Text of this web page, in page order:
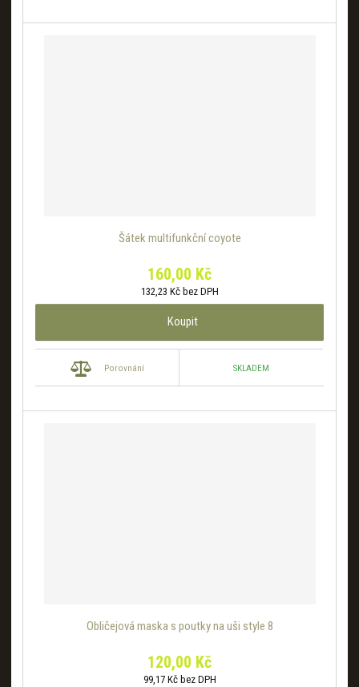
Šátek multifunkční coyote
160,00 Kč
132,23 Kč bez DPH
Koupit
Porovnání SKLADEM
Obličejová maska s poutky na uši style 8
120,00 Kč
99,17 Kč bez DPH